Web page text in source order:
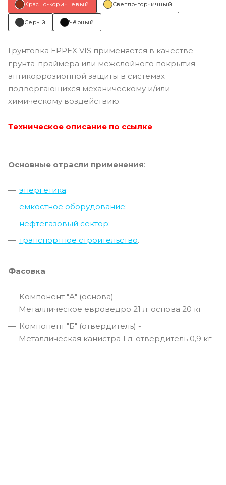
Красно-коричневый Светло-горчичный
Серый Чёрный
Грунтовка EPPEX VIS применяется в качестве
грунта-праймера или межслойного покрытия
антикоррозионной защиты в системах
подвергающихся механическому и/или
химическому воздействию.
Техническое описание по ссылке
Основные отрасли применения:
энергетика;
емкостное оборудование;
нефтегазовый сектор;
транспортное строительство.
Фасовка
Компонент "А" (основа) -
Металлическое евроведро 21 л: основа 20 кг
Компонент "Б" (отвердитель) -
Металлическая канистра 1 л: отвердитель 0,9 кг